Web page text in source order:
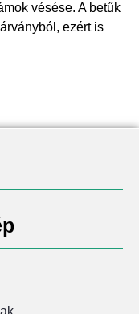
vésése. A betűk
ezért is